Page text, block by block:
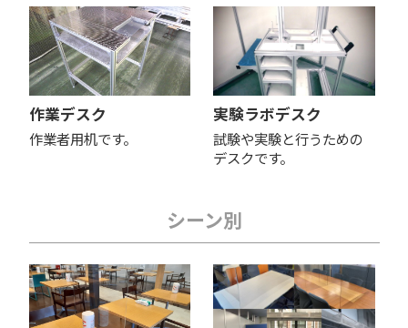
作業デスク
作業者用机です。
実験ラボデスク
試験や実験と行うための
デスクです。
シーン別